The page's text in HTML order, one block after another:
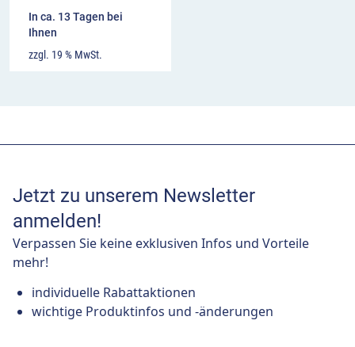
In ca. 13 Tagen bei
Ihnen
zzgl. 19 % MwSt.
Jetzt zu unserem Newsletter
anmelden!
Verpassen Sie keine exklusiven Infos und Vorteile
mehr!
individuelle Rabattaktionen
wichtige Produktinfos und -änderungen